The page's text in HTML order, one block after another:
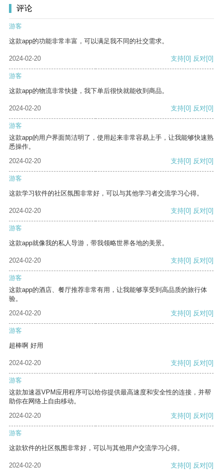
评论
游客
这款app的功能非常丰富，可以满足我不同的社交需求。
2024-02-20 支持[0] 反对[0]
游客
这款app的物流非常快捷，我下单后很快就能收到商品。
2024-02-20 支持[0] 反对[0]
游客
这款app的用户界面简洁明了，使用起来非常容易上手，让我能够快速熟
悉操作。
2024-02-20
支持[0] 反对[0]
游客
这款学习软件的社区氛围非常好，可以与其他学习者交流学习心得。
2024-02-20 支持[0] 反对[0]
游客
这款app就像我的私人导游，带我领略世界各地的美景。
2024-02-20 支持[0] 反对[0]
游客
这款app的酒店、餐厅推荐非常有用，让我能够享受到高品质的旅行体
验。
2024-02-20
支持[0] 反对[0]
游客
超棒啊 好用
2024-02-20 支持[0] 反对[0]
游客
这款加速器VPM应用程序可以给你提供最高速度和安全性的连接，并帮
助你在网络上自由移动。
2024-02-20
支持[0] 反对[0]
游客
这款软件的社区氛围非常好，可以与其他用户交流学习心得。
2024-02-20 支持[0] 反对[0]